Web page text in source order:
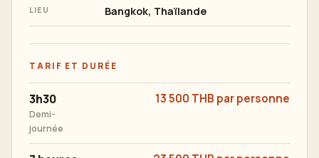
LIEU Bangkok, Thaïlande
TARIF ET DURÉE
3h30
Demi-
journée
13 500 THB par personne